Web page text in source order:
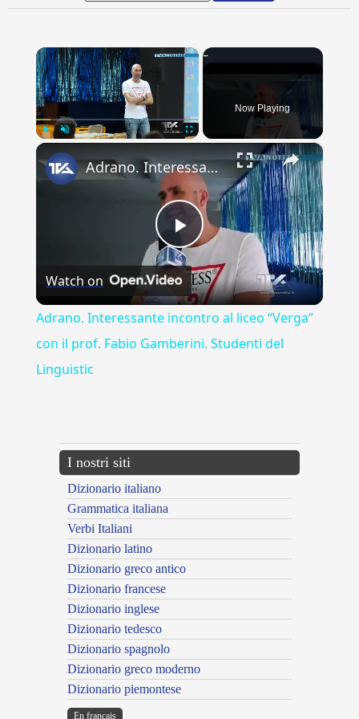
×
Now Playing
×
Play
Video
Adrano. Interessante incontro al liceo “Verga” con il prof. Fabio Gamberini. Studenti del Linguistic
Watch on
Adrano. Interessante incontro al liceo “Verga”
con il prof. Fabio Gamberini. Studenti del
Linguistic
I nostri siti
Dizionario italiano
Grammatica italiana
Verbi Italiani
Dizionario latino
Dizionario greco antico
Dizionario francese
Dizionario inglese
Dizionario tedesco
Dizionario spagnolo
Dizionario greco moderno
Dizionario piemontese
En français